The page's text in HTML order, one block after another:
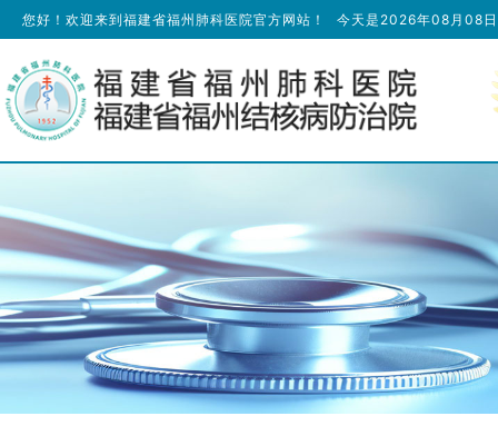
您好！欢迎来到福建省福州肺科医院官方网站！ 今天是 2026年08月08